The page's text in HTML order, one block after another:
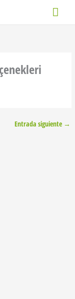
Entrada siguiente →